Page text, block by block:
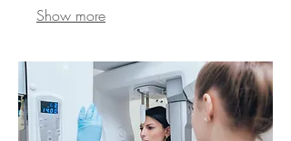
Show more